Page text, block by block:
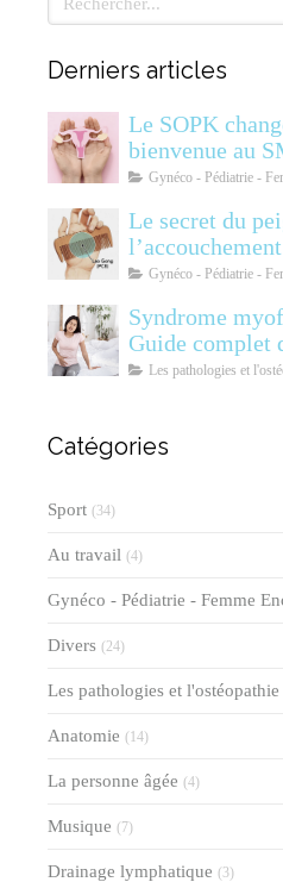
Derniers articles
Le SOPK
bienvenue au
Métabolique
Gynéco - Pédiatrie -
Le secret du
soulagement
Gynéco - Pédiatrie -
Syndrome
Guide complet
symptômes,
Les pathologies et
Catégories
Sport (34)
Au travail (4)
Gynéco - Pédiatrie - Femme
Divers (24)
Les pathologies et l'ostéopathie
Anatomie (14)
La personne âgée (4)
Musique (7)
Drainage lymphatique (3)